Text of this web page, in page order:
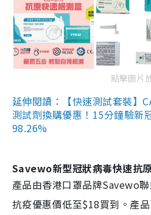
點擊圖片
延伸閱讀：【快速測試套裝】
測試劑換購優惠！15分鐘驗新
98.26%
Savewo新型冠狀病毒快速抗
產品由香港口罩品牌Savewo聯
抗疫優惠價低至$18買到。產